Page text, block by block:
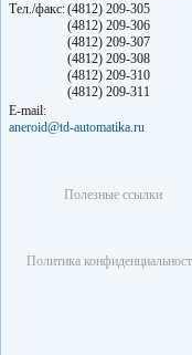
Тел./факс:(4812) 209-305
(4812) 209-306
(4812) 209-307
(4812) 209-308
(4812) 209-310
(4812) 209-311
E-mail:
aneroid@td-automatika.ru
Полезные ссылки
Политика